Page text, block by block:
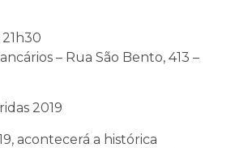
– Rua São Bento, 413 –
2019
acontecerá a histórica